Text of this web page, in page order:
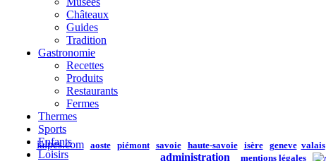
ialpes.com aoste piémont savoie haute-savoie isère geneve valais
administration
mentions légales
Châteaux
Guides
Tradition
Gastronomie
Recettes
Produits
Restaurants
Fermes
Thermes
Sports
Enfants
Loisirs